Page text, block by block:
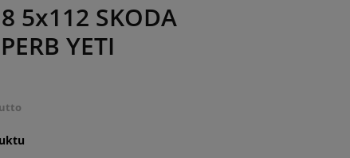
5x112 SKODA
YETI